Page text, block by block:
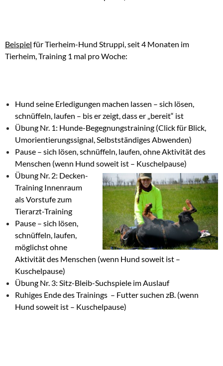
Beispiel für Tierheim-Hund Struppi, seit 4 Monaten im
Tierheim, Training 1 mal pro Woche:
Hund seine Erledigungen machen lassen – sich lösen,
schnüffeln, laufen – bis er zeigt, dass er „bereit“ ist
Übung Nr. 1: Hunde-Begegnungstraining (Click für Blick,
Umorientierungssignal, Selbstständiges Abwenden)
Pause – sich lösen, schnüffeln, laufen, ohne Aktivität des
Menschen (wenn Hund soweit ist – Kuschelpause)
Übung Nr. 2: Decken-
Training Innenraum
als Vorstufe zum
Tierarzt-Training
Pause – sich lösen,
schnüffeln, laufen,
möglichst ohne
Aktivität des Menschen (wenn Hund soweit ist –
Kuschelpause)
Übung Nr. 3: Sitz-Bleib-Suchspiele im Auslauf
Ruhiges Ende des Trainings – Futter suchen zB. (wenn
Hund soweit ist – Kuschelpause)